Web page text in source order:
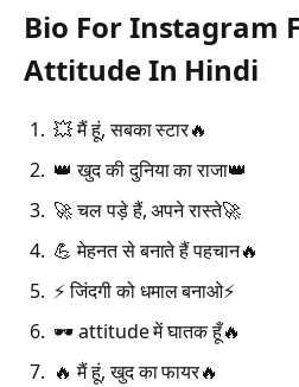
Bio For Instagram
Attitude In Hindi
💥 मैं हूं, सबका स्टार🔥
👑 खुद की दुनिया का राजा👑
🚀 चल पड़े हैं, अपने रास्ते🚀
💪 मेहनत से बनाते हैं पहचान🔥
⚡ जिंदगी को धमाल बनाओ⚡
🕶️ attitude में घातक हूँ🔥
🔥 मैं हूं, खुद का फायर🔥